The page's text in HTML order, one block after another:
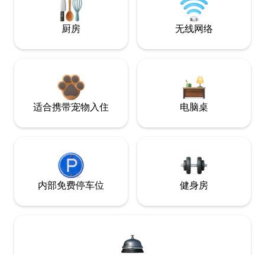
厨房 无线网络
适合携带宠物入住 电脑桌
内部免费停车位 健身房